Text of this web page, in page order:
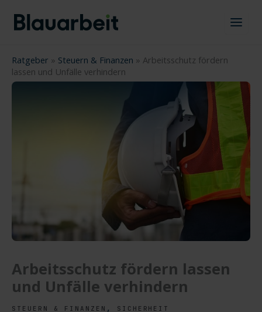
Inhalt
springen
Ratgeber » Steuern & Finanzen » Arbeitsschutz fördern
lassen und Unfälle verhindern
Arbeitsschutz fördern lassen
und Unfälle verhindern
STEUERN & FINANZEN , SICHERHEIT